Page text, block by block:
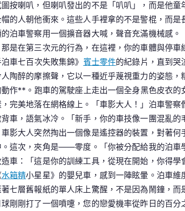
按喇叭，但喇叭發出的不是「叭叭」，而是他
的人朝他衝來。這些人手裡拿的不是警棍，而
泊車警察用一個擴音器大喊，聲音充滿機械感。
是在第三次元的行為，在這裡，你的車體與停
車七百次失敗集錦》 賓士零件的紀錄片，直到哭
陶醉的摩擦聲，它以一種近乎蔑視重力的姿態，
作**。跑車的駕駛座上走出一個全身黑色皮衣的
完美地落在網格線上。「車影大人！」泊車警
車，語氣冰冷。「新手，你的車技像一團混亂
大人突然掏出一個像是遙控器的裝置，對著何
這次，夾角是——零度。「你被分配給我的泊車
車：「這是你的訓練工具，從現在開始，你得
水箱精小星星》的嬰兒車，感到一陣眩暈。泊車維
七層舊報紙的單人床上驚醒，不是因為鬧鐘，
剛剛打了一個噴嚏，您的戀愛機率從昨日的百